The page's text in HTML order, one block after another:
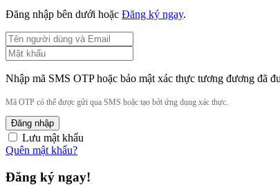
Đăng nhập bên dưới hoặc Đăng ký ngay.
Nhập mã SMS OTP hoặc bảo mật xác thực tương đương đã
Mã OTP có thể được gửi qua SMS hoặc tạo bởi ứng dụng xác thực.
Đăng nhập
Lưu mật khẩu
Quên mật khẩu?
Đăng ký ngay!